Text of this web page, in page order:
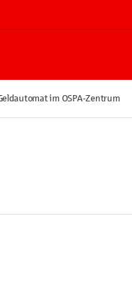
im OSPA-Zentrum